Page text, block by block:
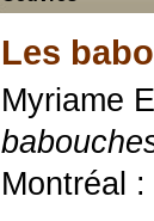
Les
Myriame
Montréal